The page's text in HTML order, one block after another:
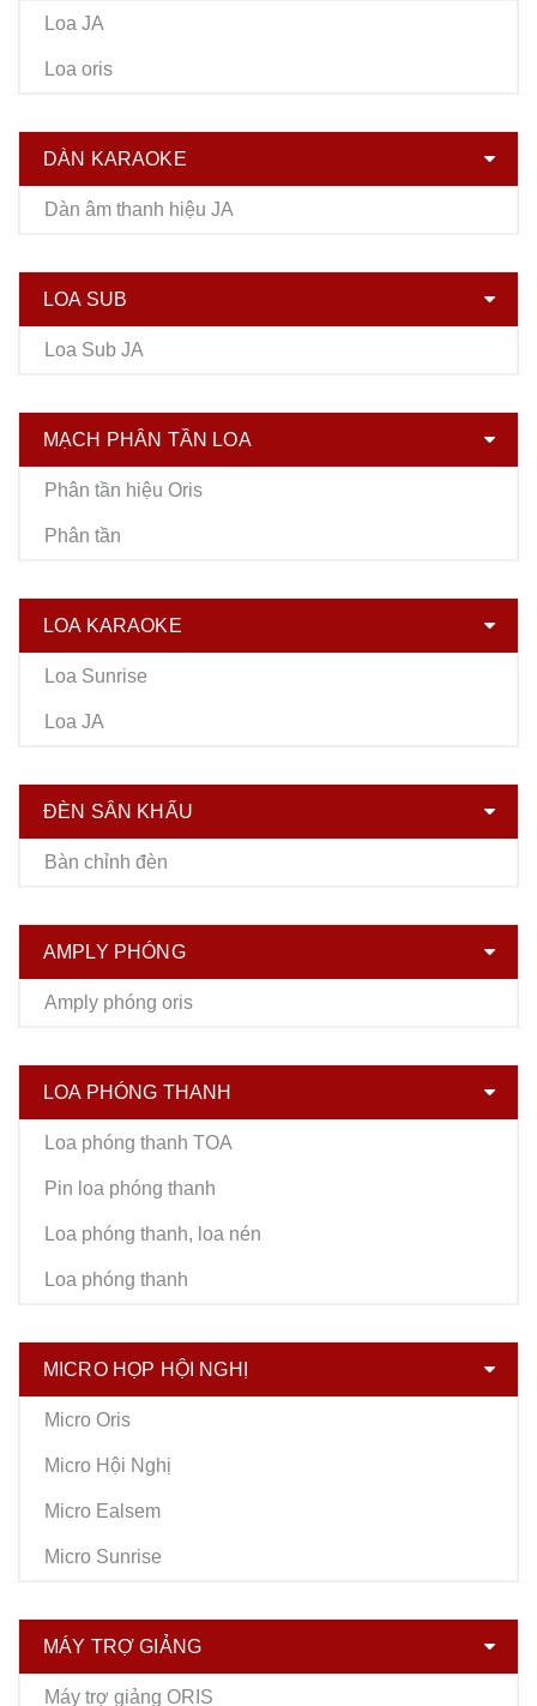
Loa JA
Loa oris
DÀN KARAOKE
Dàn âm thanh hiệu JA
LOA SUB
Loa Sub JA
MẠCH PHÂN TẦN LOA
Phân tần hiệu Oris
Phân tần
LOA KARAOKE
Loa Sunrise
Loa JA
ĐÈN SÂN KHẤU
Bàn chỉnh đèn
AMPLY PHÓNG
Amply phóng oris
LOA PHÓNG THANH
Loa phóng thanh TOA
Pin loa phóng thanh
Loa phóng thanh, loa nén
Loa phóng thanh
MICRO HỌP HỘI NGHỊ
Micro Oris
Micro Hội Nghị
Micro Ealsem
Micro Sunrise
MÁY TRỢ GIẢNG
Máy trợ giảng ORIS